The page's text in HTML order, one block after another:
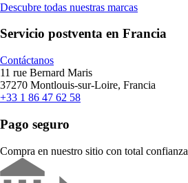
Descubre todas nuestras marcas
Servicio postventa en Francia
Contáctanos
11 rue Bernard Maris
37270 Montlouis-sur-Loire, Francia
+33 1 86 47 62 58
Pago seguro
Compra en nuestro sitio con total confianza